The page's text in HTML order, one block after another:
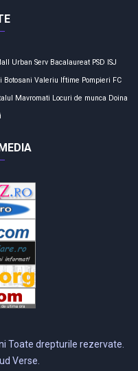
Urban Serv Bacalaureat PSD ISJ
Botosani Valeriu Iftime Pompieri FC
Mavromati Locuri de munca Doina
Toate drepturile rezervate.
Verse.